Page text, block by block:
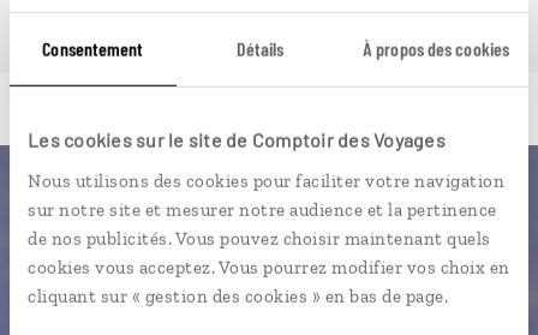
Consentement Détails À propos des cookies
Les cookies sur le site de Comptoir des Voyages
Nous utilisons des cookies pour faciliter votre navigation
sur notre site et mesurer notre audience et la pertinence
de nos publicités. Vous pouvez choisir maintenant quels
cookies vous acceptez. Vous pourrez modifier vos choix en
cliquant sur « gestion des cookies » en bas de page.
Luciole,
l'appli qui vous guide en Norvège